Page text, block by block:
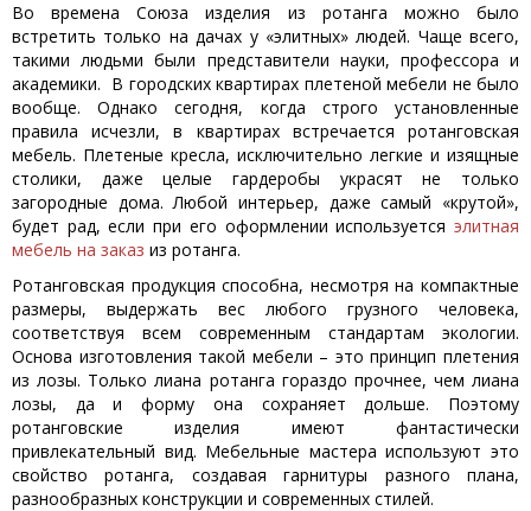
Во времена Союза изделия из ротанга можно было
встретить только на дачах у «элитных» людей. Чаще всего,
такими людьми были представители науки, профессора и
академики. В городских квартирах плетеной мебели не было
вообще. Однако сегодня, когда строго установленные
правила исчезли, в квартирах встречается ротанговская
мебель. Плетеные кресла, исключительно легкие и изящные
столики, даже целые гардеробы украсят не только
загородные дома. Любой интерьер, даже самый «крутой»,
будет рад, если при его оформлении используется элитная
мебель на заказ из ротанга.
Ротанговская продукция способна, несмотря на компактные
размеры, выдержать вес любого грузного человека,
соответствуя всем современным стандартам экологии.
Основа изготовления такой мебели – это принцип плетения
из лозы. Только лиана ротанга гораздо прочнее, чем лиана
лозы, да и форму она сохраняет дольше. Поэтому
ротанговские изделия имеют фантастически
привлекательный вид. Мебельные мастера используют это
свойство ротанга, создавая гарнитуры разного плана,
разнообразных конструкции и современных стилей.